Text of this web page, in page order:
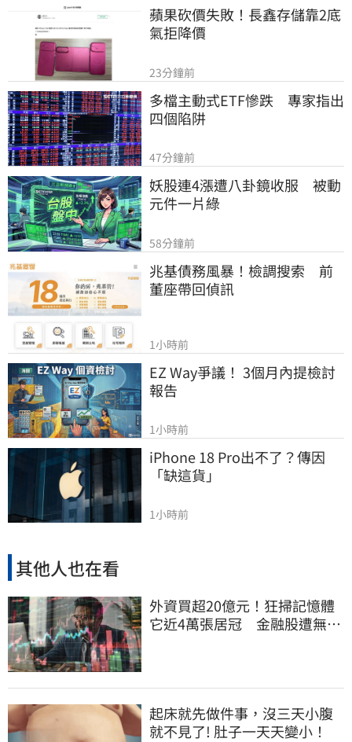
蘋果砍價失敗！長鑫存儲靠2底
氣拒降價
23分鐘前
多檔主動式ETF慘跌　專家指出
四個陷阱
47分鐘前
妖股連4漲遭八卦鏡收服　被動
元件一片綠
58分鐘前
兆基債務風暴！檢調搜索　前
董座帶回偵訊
1小時前
EZ Way爭議！ 3個月內提檢討
報告
1小時前
iPhone 18 Pro出不了？傳因
「缺這貨」
1小時前
其他人也在看
外資買超20億元！狂掃記憶體
它近4萬張居冠 金融股遭無情
起床就先做件事，沒三天小腹
就不見了! 肚子一天天變小！